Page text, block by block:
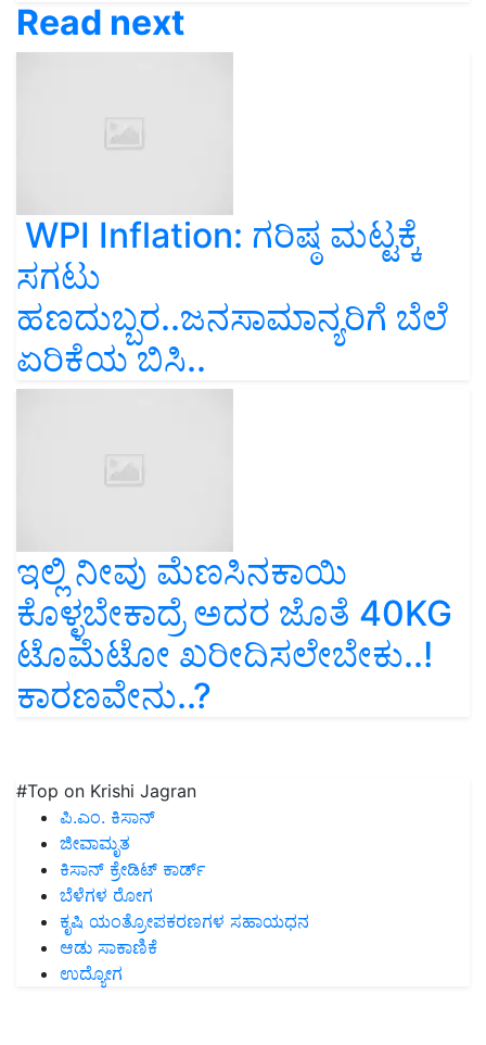
Read next
WPI Inflation: ಗರಿಷ್ಠ ಮಟ್ಟಕ್ಕೆ
ಸಗಟು
ಹಣದುಬ್ಬರ..ಜನಸಾಮಾನ್ಯರಿಗೆ ಬೆಲೆ
ಏರಿಕೆಯ ಬಿಸಿ..
ಇಲ್ಲಿ ನೀವು ಮೆಣಸಿನಕಾಯಿ
ಕೊಳ್ಳಬೇಕಾದ್ರೆ ಅದರ ಜೊತೆ 40KG
ಟೊಮೆಟೋ ಖರೀದಿಸಲೇಬೇಕು..!
ಕಾರಣವೇನು..?
#Top on Krishi Jagran
ಪಿ.ಎಂ. ಕಿಸಾನ್
ಜೀವಾಮೃತ
ಕಿಸಾನ್ ಕ್ರೇಡಿಟ್ ಕಾರ್ಡ್
ಬೆಳೆಗಳ ರೋಗ
ಕೃಷಿ ಯಂತ್ರೋಪಕರಣಗಳ ಸಹಾಯಧನ
ಆಡು ಸಾಕಾಣಿಕೆ
ಉದ್ಯೋಗ